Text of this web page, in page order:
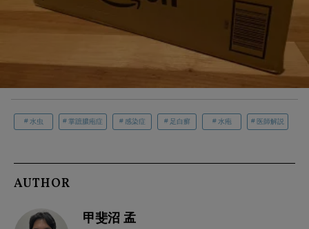
水虫 掌蹠膿疱症 感染症 足白癬 水疱 医師解説
AUTHOR
甲斐沼 孟